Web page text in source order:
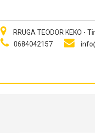
RRUGA TEODOR KEKO -
0684042157